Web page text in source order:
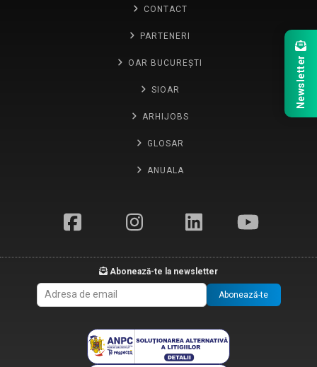
CONTACT
PARTENERI
OAR BUCUREȘTI
SIOAR
ARHIJOBS
GLOSAR
ANUALA
Abonează-te la newsletter
Abonează-te
Newsletter